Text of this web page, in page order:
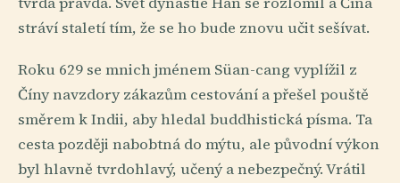
stráví staletí tím, že se ho bude znovu učit sešívat.
Roku 629 se mnich jménem Süan-cang vyplížil z
Číny navzdory zákazům cestování a přešel pouště
směrem k Indii, aby hledal buddhistická písma. Ta
cesta později nabobtná do mýtu, ale původní výkon
byl hlavně tvrdohlavý, učený a nebezpečný. Vrátil